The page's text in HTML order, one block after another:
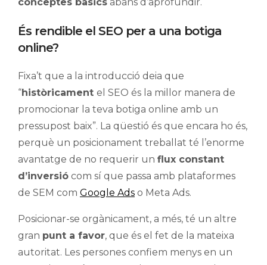
conceptes bàsics abans d’aprofundir.
És rendible el SEO per a una botiga
online?
Fixa’t que a la introducció deia que
“històricament el SEO és la millor manera de
promocionar la teva botiga online amb un
pressupost baix”. La qüestió és que encara ho és,
perquè un posicionament treballat té l’enorme
avantatge de no requerir un flux constant
d’inversió com sí que passa amb plataformes
de SEM com Google Ads o Meta Ads.
Posicionar-se orgànicament, a més, té un altre
gran punt a favor, que és el fet de la mateixa
autoritat. Les persones confiem menys en un